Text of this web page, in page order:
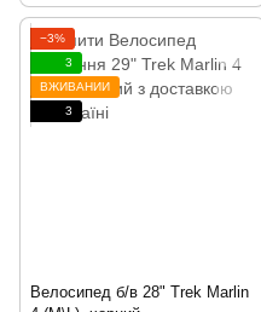
−3%
3
ВЖИВАНИЙ
3
Велосипед б/в 28" Trek Marlin